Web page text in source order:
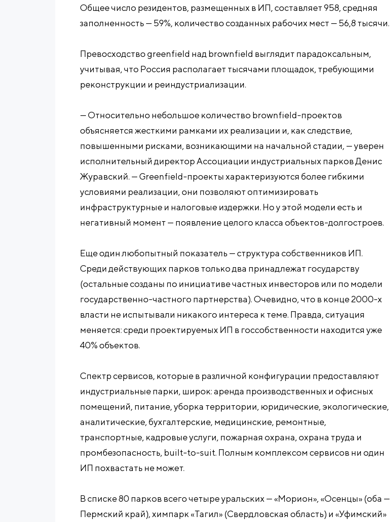
Общее число резидентов, размещенных в ИП, составляет 958, средняя
заполненность — 59%, количество созданных рабочих мест — 56,8 тысячи.
Превосходство greenfield над brownfield выглядит парадоксальным,
учитывая, что Россия располагает тысячами площадок, требующими
реконструкции и реиндустриализации.
— Относительно небольшое количество brownfield-проектов
объясняется жесткими рамками их реализации и, как следствие,
повышенными рисками, возникающими на начальной стадии, — уверен
исполнительный директор Ассоциации индустриальных парков Денис
Журавский. — Greenfield-проекты характеризуются более гибкими
условиями реализации, они позволяют оптимизировать
инфраструктурные и налоговые издержки. Но у этой модели есть и
негативный момент — появление целого класса объектов-долгостроев.
Еще один любопытный показатель — структура собственников ИП.
Среди действующих парков только два принадлежат государству
(остальные созданы по инициативе частных инвесторов или по модели
государственно-частного партнерства). Очевидно, что в конце 2000-х
власти не испытывали никакого интереса к теме. Правда, ситуация
меняется: среди проектируемых ИП в госсобственности находится уже
40% объектов.
Спектр сервисов, которые в различной конфигурации предоставляют
индустриальные парки, широк: аренда производственных и офисных
помещений, питание, уборка территории, юридические, экологические,
аналитические, бухгалтерские, медицинские, ремонтные,
транспортные, кадровые услуги, пожарная охрана, охрана труда и
промбезопасность, built-to-suit. Полным комплексом сервисов ни один
ИП похвастать не может.
В списке 80 парков всего четыре уральских — «Морион», «Осенцы» (оба —
Пермский край), химпарк «Тагил» (Свердловская область) и «Уфимский»